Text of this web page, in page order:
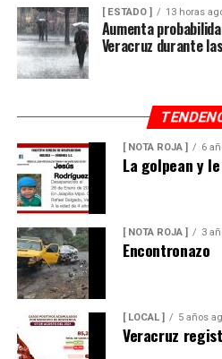
[ ESTADO ] 13 horas
Aumenta
Veracruz durante
[ NOTA ROJA ] 6
La golpean y
[ NOTA ROJA ] 3
Encontronazo
[ LOCAL ] 5 años
Veracruz